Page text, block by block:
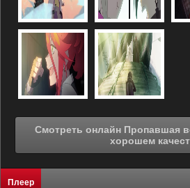
Смотреть онлайн Пропавшая восьмёрка (2021) в
хорошем
Плеер